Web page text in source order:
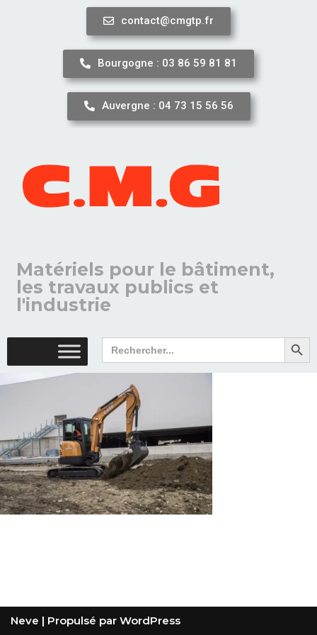
contact@cmgtp.fr
Bourgogne : 03 86 59 81 81
Auvergne : 04 73 15 56 56
Matériels pour le bâtiment,
les travaux publics et
l'industrie
Search
for:
Search
Neve | Propulsé par WordPress